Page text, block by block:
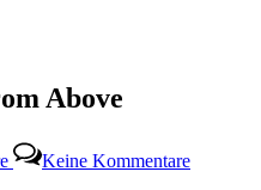
Above
Keine KommentareVögel,